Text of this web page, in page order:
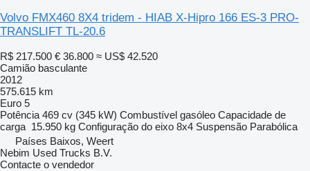
Volvo FMX460 8X4 tridem - HIAB X-Hipro 166 ES-3 PRO-
TRANSLIFT TL-20.6
R$ 217.500 € 36.800 ≈ US$ 42.520
Camião basculante
2012
575.615 km
Euro 5
Potência 469 cv (345 kW) Combustível gasóleo Capacidade de
carga 15.950 kg Configuração do eixo 8x4 Suspensão Parabólica
Países Baixos, Weert
Nebim Used Trucks B.V.
Contacte o vendedor